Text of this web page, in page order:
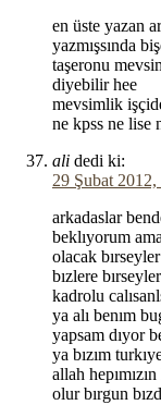
en üste yazan
yazmışsında
taşeronu
diyebilir hee
mevsimlik
ne kpss ne lise
ali dedi ki:
29 Şubat
arkadaslar
beklıyorum
olacak
bızlere
kadrolu
ya alı benım
yapsam dıyor
ya bızım
allah
olur bırgun